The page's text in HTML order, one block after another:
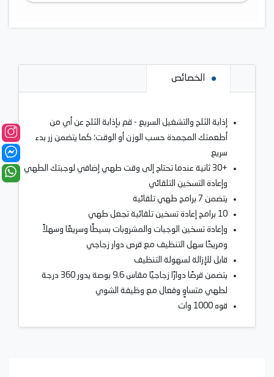
الخصائص
إذابة الثلج والتشغيل السريع - قم بإذابة الثلج عن أي من
أطعمتك المجمدة حسب الوزن أو الوقت؛ كما يتضمن زر بدء
سريع
+30 ثانية عندما تحتاج إلى وقت طهي إضافي لوجبتك الطهي
وإعادة التسخين التلقائي
يتضمن 7 برامج طهي تلقائية
10 برامج إعادة تسخين تلقائية تجعل طهي
وإعادة تسخين الوجبات والمشروبات بسيطًا وسريعًا وسهلاً
ومريحًا سهل التنظيف مع قرص دوار زجاجي
قابل للإزالة لسهولة التنظيف
يتضمن قرصًا دوارًا زجاجيًا مقاس 9.6 بوصة يدور 360 درجة
لطهي متساوٍ وفعال مع وظيفة الشوي
قوه 1000 وات